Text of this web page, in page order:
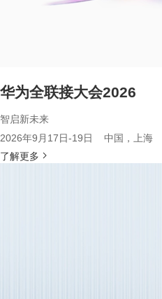
华为全联接大会2026
智启新未来
2026年9月17日-19日 中国，上海
了解更多